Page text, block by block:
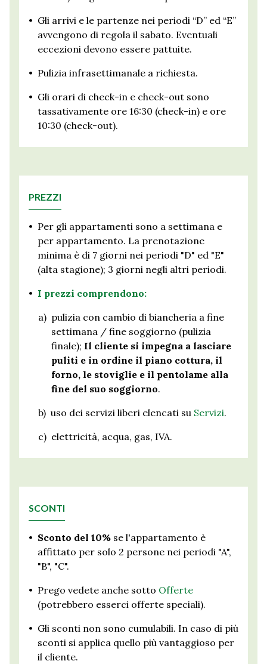
• Gli arrivi e le partenze nei periodi “D” ed “E”
avvengono di regola il sabato. Eventuali
eccezioni devono essere pattuite.
• Pulizia infrasettimanale a richiesta.
• Gli orari di check-in e check-out sono
tassativamente ore 16:30 (check-in) e ore
10:30 (check-out).
PREZZI
• Per gli appartamenti sono a settimana e
per appartamento. La prenotazione
minima è di 7 giorni nei periodi "D" ed "E"
(alta stagione); 3 giorni negli altri periodi.
• I prezzi comprendono:
a) pulizia con cambio di biancheria a fine
settimana / fine soggiorno (pulizia
finale); Il cliente si impegna a lasciare
puliti e in ordine il piano cottura, il
forno, le stoviglie e il pentolame alla
fine del suo soggiorno.
b) uso dei servizi liberi elencati su Servizi.
c) elettricità, acqua, gas, IVA.
SCONTI
• Sconto del 10% se l'appartamento è
affittato per solo 2 persone nei periodi "A",
"B", "C".
• Prego vedete anche sotto Offerte
(potrebbero esserci offerte speciali).
• Gli sconti non sono cumulabili. In caso di più
sconti si applica quello più vantaggioso per
il cliente.